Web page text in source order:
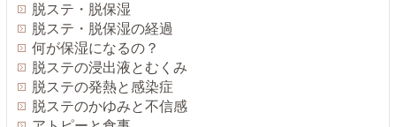
脱ステ・脱保湿
脱ステ・脱保湿の経過
何が保湿になるの？
脱ステの浸出液とむくみ
脱ステの発熱と感染症
脱ステのかゆみと不信感